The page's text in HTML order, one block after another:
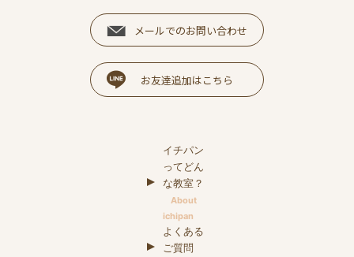
メールでのお問い合わせ
お友達追加はこちら
イチパン
ってどん
な教室？
About
ichipan
よくある
ご質問